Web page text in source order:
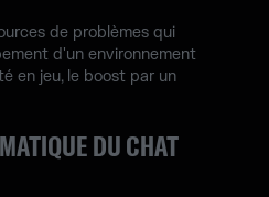
de problèmes qui
d'un environnement
en jeu, le boost par un
DU CHAT